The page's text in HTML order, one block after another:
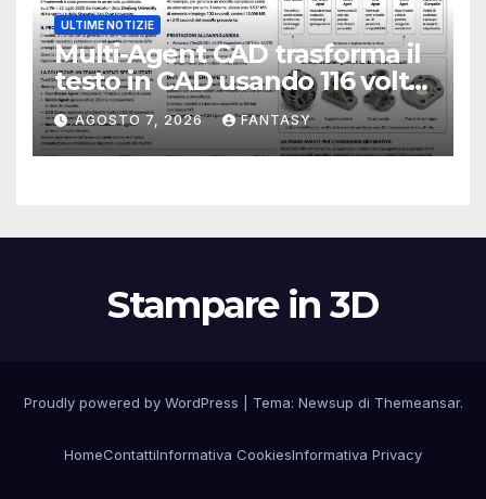
ULTIME NOTIZIE
Multi-Agent CAD trasforma il
testo in CAD usando 116 volte
meno token
AGOSTO 7, 2026 FANTASY
Stampare in 3D
Proudly powered by WordPress Tema: Newsup di Themeansar.
HomeContattiInformativa CookiesInformativa Privacy